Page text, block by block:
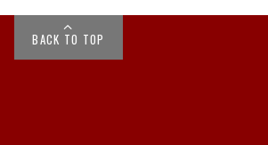
BACK TO TOP